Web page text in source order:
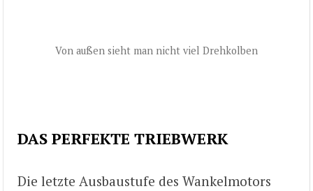
Von außen sieht man nicht viel Drehkolben
DAS PERFEKTE TRIEBWERK
Die letzte Ausbaustufe des Wankelmotors